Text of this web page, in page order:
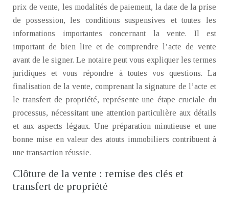
prix de vente, les modalités de paiement, la date de la prise
de possession, les conditions suspensives et toutes les
informations importantes concernant la vente. Il est
important de bien lire et de comprendre l’acte de vente
avant de le signer. Le notaire peut vous expliquer les termes
juridiques et vous répondre à toutes vos questions. La
finalisation de la vente, comprenant la signature de l’acte et
le transfert de propriété, représente une étape cruciale du
processus, nécessitant une attention particulière aux détails
et aux aspects légaux. Une préparation minutieuse et une
bonne mise en valeur des atouts immobiliers contribuent à
une transaction réussie.
Clôture de la vente : remise des clés et
transfert de propriété